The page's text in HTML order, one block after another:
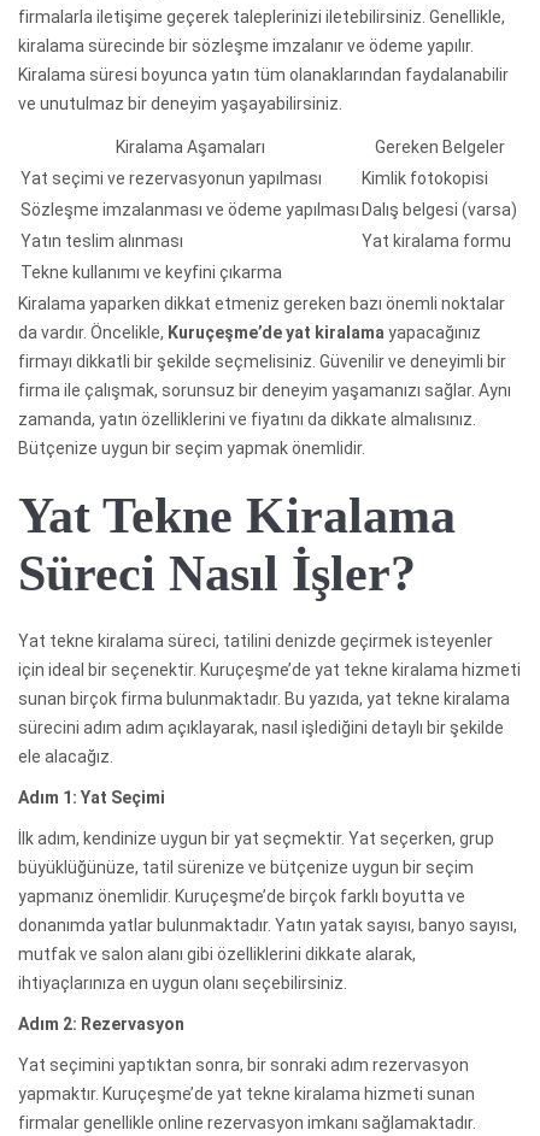
firmalarla iletişime geçerek taleplerinizi iletebilirsiniz. Genellikle,
kiralama sürecinde bir sözleşme imzalanır ve ödeme yapılır.
Kiralama süresi boyunca yatın tüm olanaklarından faydalanabilir
ve unutulmaz bir deneyim yaşayabilirsiniz.
Kiralama Aşamaları
Gereken Belgeler
Yat seçimi ve rezervasyonun yapılması
Kimlik fotokopisi
Sözleşme imzalanması ve ödeme yapılması Dalış belgesi (varsa)
Yatın teslim alınması
Yat kiralama formu
Tekne kullanımı ve keyfini çıkarma
Kiralama yaparken dikkat etmeniz gereken bazı önemli noktalar
da vardır. Öncelikle, Kuruçeşme’de yat kiralamayapacağınız
firmayı dikkatli bir şekilde seçmelisiniz. Güvenilir ve deneyimli bir
firma ile çalışmak, sorunsuz bir deneyim yaşamanızı sağlar. Aynı
zamanda, yatın özelliklerini ve fiyatını da dikkate almalısınız.
Bütçenize uygun bir seçim yapmak önemlidir.
Yat Tekne Kiralama
Süreci Nasıl İşler?
Yat tekne kiralama süreci, tatilini denizde geçirmek isteyenler
için ideal bir seçenektir. Kuruçeşme’de yat tekne kiralama hizmeti
sunan birçok firma bulunmaktadır. Bu yazıda, yat tekne kiralama
sürecini adım adım açıklayarak, nasıl işlediğini detaylı bir şekilde
ele alacağız.
Adım 1: Yat Seçimi
İlk adım, kendinize uygun bir yat seçmektir. Yat seçerken, grup
büyüklüğünüze, tatil sürenize ve bütçenize uygun bir seçim
yapmanız önemlidir. Kuruçeşme’de birçok farklı boyutta ve
donanımda yatlar bulunmaktadır. Yatın yatak sayısı, banyo sayısı,
mutfak ve salon alanı gibi özelliklerini dikkate alarak,
ihtiyaçlarınıza en uygun olanı seçebilirsiniz.
Adım 2: Rezervasyon
Yat seçimini yaptıktan sonra, bir sonraki adım rezervasyon
yapmaktır. Kuruçeşme’de yat tekne kiralama hizmeti sunan
firmalar genellikle online rezervasyon imkanı sağlamaktadır.